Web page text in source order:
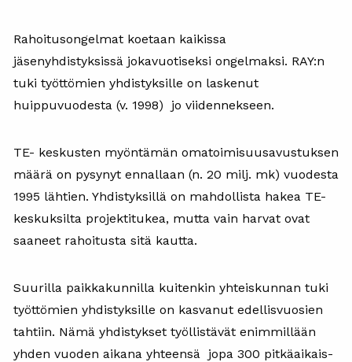
Rahoitusongelmat koetaan kaikissa
jäsenyhdistyksissä jokavuotiseksi ongelmaksi. RAY:n
tuki työttömien yhdistyksille on laskenut
huippuvuodesta (v. 1998) jo viidennekseen.
TE- keskusten myöntämän omatoimisuusavustuksen
määrä on pysynyt ennallaan (n. 20 milj. mk) vuodesta
1995 lähtien. Yhdistyksillä on mahdollista hakea TE-
keskuksilta projektitukea, mutta vain harvat ovat
saaneet rahoitusta sitä kautta.
Suurilla paikkakunnilla kuitenkin yhteiskunnan tuki
työttömien yhdistyksille on kasvanut edellisvuosien
tahtiin. Nämä yhdistykset työllistävät enimmillään
yhden vuoden aikana yhteensä jopa 300 pitkäaikais-